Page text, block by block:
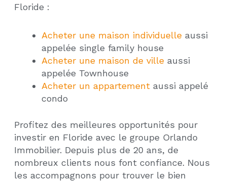
Floride :
Acheter une maison individuelle aussi
appelée single family house
Acheter une maison de ville aussi
appelée Townhouse
Acheter un appartement aussi appelé
condo
Profitez des meilleures opportunités pour
investir en Floride avec le groupe Orlando
Immobilier. Depuis plus de 20 ans, de
nombreux clients nous font confiance. Nous
les accompagnons pour trouver le bien